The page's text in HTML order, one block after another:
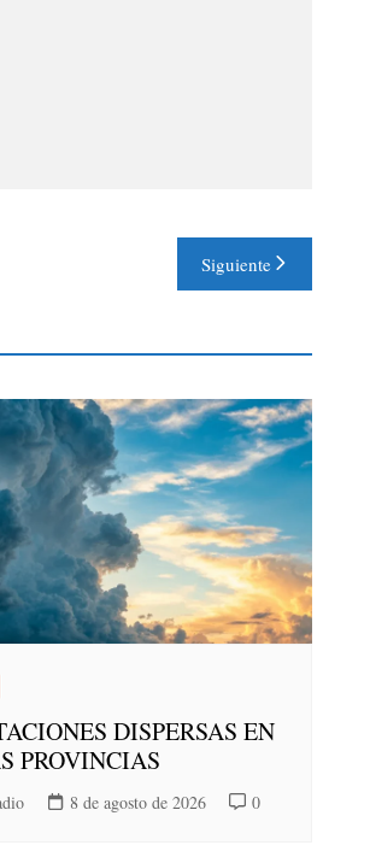
Siguiente
DISPERSAS EN
PROVINCIAS
8 de agosto de 2026 0